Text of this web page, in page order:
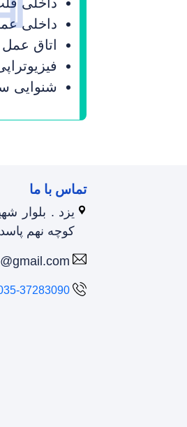
داخلی
اتاق عمل
شنوایی
تماس با ما
یزد . بلوار
کوچه نهم
37283090